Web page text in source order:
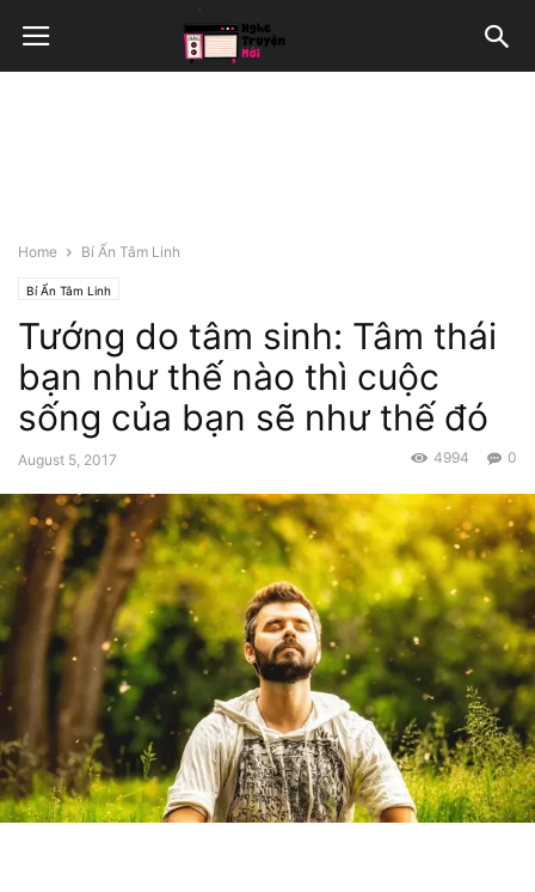
Home Bí Ẩn Tâm Linh
Bí Ẩn Tâm Linh
Tướng do tâm sinh: Tâm thái
bạn như thế nào thì cuộc
sống của bạn sẽ như thế đó
August 5, 2017 0
4994